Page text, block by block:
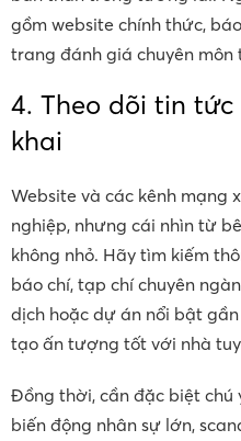
gồm website chính thức,
trang đánh giá chuyên môn
4. Theo dõi tin
khai
Website và các kênh mạng
nghiệp, nhưng cái nhìn từ
không nhỏ. Hãy tìm kiếm
báo chí, tạp chí chuyên
dịch hoặc dự án nổi bật
tạo ấn tượng tốt với nhà
Đồng thời, cần đặc biệt chú
biến động nhân sự lớn,